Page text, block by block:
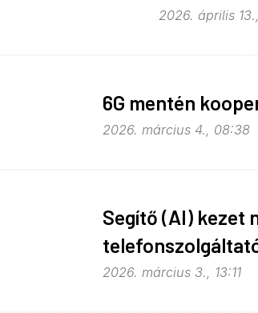
2026. április
6G mentén
2026. március 4., 08:38
Segítő (AI) kezet
2026. március 3., 13:11